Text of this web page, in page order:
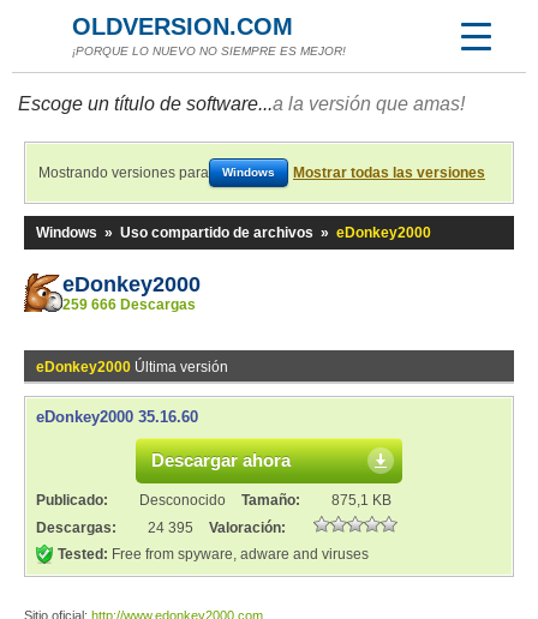
OLDVERSION.COM
¡PORQUE LO NUEVO NO SIEMPRE ES MEJOR!
Escoge un título de software...a la versión que amas!
Mostrando versiones para Windows Mostrar todas las versiones
Windows » Uso compartido de archivos » eDonkey2000
eDonkey2000
259 666 Descargas
eDonkey2000 Última versión
eDonkey2000 35.16.60
Descargar ahora
Publicado: Desconocido Tamaño:
875,1 KB
Descargas:
24 395
Valoración:
Tested: Free from spyware, adware and viruses
Sitio oficial: http://www.edonkey2000.com